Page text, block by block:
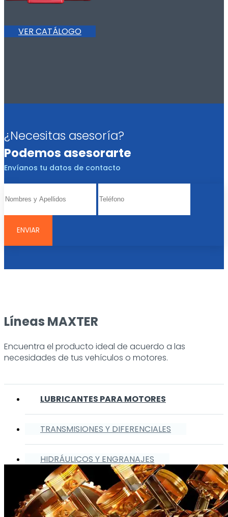
VER CATÁLOGO
¿Necesitas asesoría?
Podemos asesorarte
Envíanos tu datos de contacto
Líneas MAXTER
Encuentra el producto ideal de acuerdo a las
necesidades de tus vehículos o motores.
LUBRICANTES PARA MOTORES
TRANSMISIONES Y DIFERENCIALES
HIDRÁULICOS Y ENGRANAJES